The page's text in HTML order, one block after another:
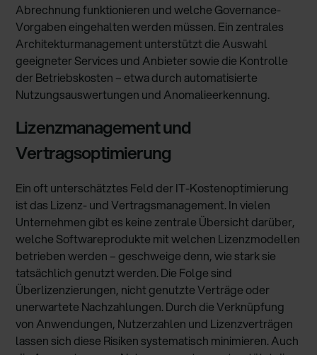
Abrechnung funktionieren und welche Governance-
Vorgaben eingehalten werden müssen. Ein zentrales
Architekturmanagement unterstützt die Auswahl
geeigneter Services und Anbieter sowie die Kontrolle
der Betriebskosten – etwa durch automatisierte
Nutzungsauswertungen und Anomalieerkennung.
Lizenzmanagement und
Vertragsoptimierung
Ein oft unterschätztes Feld der IT-Kostenoptimierung
ist das Lizenz- und Vertragsmanagement. In vielen
Unternehmen gibt es keine zentrale Übersicht darüber,
welche Softwareprodukte mit welchen Lizenzmodellen
betrieben werden – geschweige denn, wie stark sie
tatsächlich genutzt werden. Die Folge sind
Überlizenzierungen, nicht genutzte Verträge oder
unerwartete Nachzahlungen. Durch die Verknüpfung
von Anwendungen, Nutzerzahlen und Lizenzverträgen
lassen sich diese Risiken systematisch minimieren. Auch